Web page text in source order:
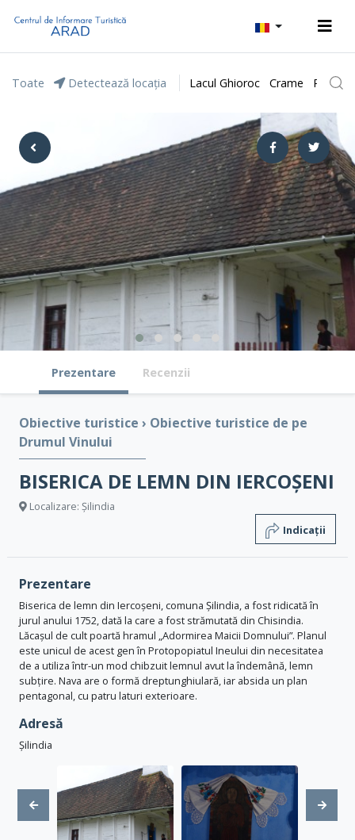
Toate Detectează locația Lacul Ghioroc Crame Parcul
Prezentare Recenzii
Obiective turistice › Obiective turistice de pe
Drumul Vinului
BISERICA DE LEMN DIN IERCOȘENI
Localizare: Șilindia
Indicații
Prezentare
Biserica de lemn din Iercoșeni, comuna Șilindia, a fost ridicată în
jurul anului 1752, dată la care a fost strămutată din Chisindia.
Lăcașul de cult poartă hramul „Adormirea Maicii Domnului”. Planul
este unicul de acest gen în Protopopiatul Ineului din necesitatea
de a utiliza într-un mod chibzuit lemnul avut la îndemână, lemn
subțire. Nava are o formă dreptunghiulară, iar absida un plan
pentagonal, cu patru laturi exterioare.
Adresă
Șilindia